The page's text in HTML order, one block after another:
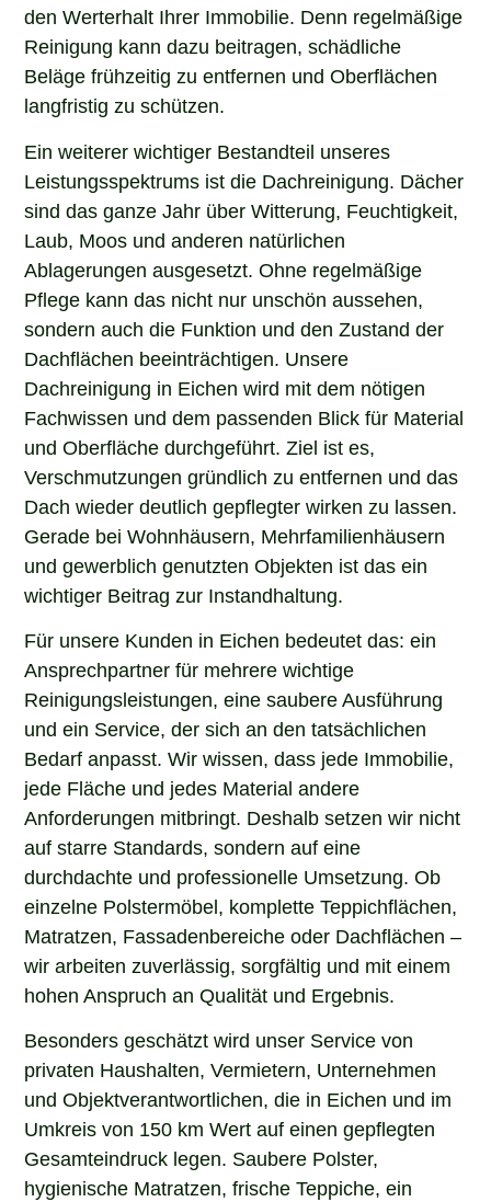
den Werterhalt Ihrer Immobilie. Denn regelmäßige
Reinigung kann dazu beitragen, schädliche
Beläge frühzeitig zu entfernen und Oberflächen
langfristig zu schützen.
Ein weiterer wichtiger Bestandteil unseres
Leistungsspektrums ist die Dachreinigung. Dächer
sind das ganze Jahr über Witterung, Feuchtigkeit,
Laub, Moos und anderen natürlichen
Ablagerungen ausgesetzt. Ohne regelmäßige
Pflege kann das nicht nur unschön aussehen,
sondern auch die Funktion und den Zustand der
Dachflächen beeinträchtigen. Unsere
Dachreinigung in Eichen wird mit dem nötigen
Fachwissen und dem passenden Blick für Material
und Oberfläche durchgeführt. Ziel ist es,
Verschmutzungen gründlich zu entfernen und das
Dach wieder deutlich gepflegter wirken zu lassen.
Gerade bei Wohnhäusern, Mehrfamilienhäusern
und gewerblich genutzten Objekten ist das ein
wichtiger Beitrag zur Instandhaltung.
Für unsere Kunden in Eichen bedeutet das: ein
Ansprechpartner für mehrere wichtige
Reinigungsleistungen, eine saubere Ausführung
und ein Service, der sich an den tatsächlichen
Bedarf anpasst. Wir wissen, dass jede Immobilie,
jede Fläche und jedes Material andere
Anforderungen mitbringt. Deshalb setzen wir nicht
auf starre Standards, sondern auf eine
durchdachte und professionelle Umsetzung. Ob
einzelne Polstermöbel, komplette Teppichflächen,
Matratzen, Fassadenbereiche oder Dachflächen –
wir arbeiten zuverlässig, sorgfältig und mit einem
hohen Anspruch an Qualität und Ergebnis.
Besonders geschätzt wird unser Service von
privaten Haushalten, Vermietern, Unternehmen
und Objektverantwortlichen, die in Eichen und im
Umkreis von 150 km Wert auf einen gepflegten
Gesamteindruck legen. Saubere Polster,
hygienische Matratzen, frische Teppiche, ein